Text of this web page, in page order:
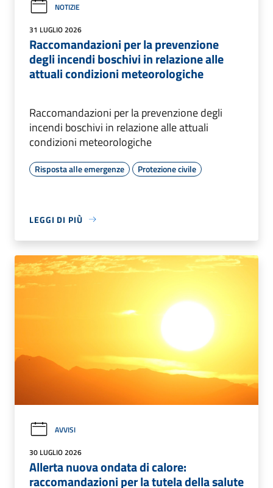
NOTIZIE
31 LUGLIO 2026
Raccomandazioni per la prevenzione
degli incendi boschivi in relazione alle
attuali condizioni meteorologiche
Raccomandazioni per la prevenzione degli
incendi boschivi in relazione alle attuali
condizioni meteorologiche
Risposta alle emergenze Protezione civile
LEGGI DI PIÙ
AVVISI
30 LUGLIO 2026
Allerta nuova ondata di calore:
raccomandazioni per la tutela della salute